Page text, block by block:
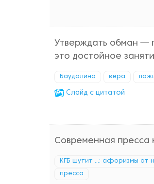
Утверждать обман —
это достойное
Баудолино вера
Cлайд с цитатой
Современная пресса
КГБ шутит ...: афоризмы от
пресса